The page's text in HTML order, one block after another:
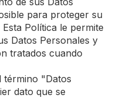
para proteger su
Política le permite
Datos Personales y
tratados cuando
término "Datos
dato que se